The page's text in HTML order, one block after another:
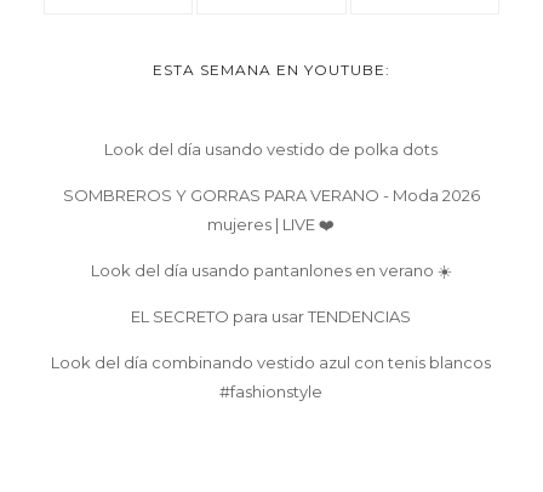
ESTA SEMANA EN YOUTUBE:
Look del día usando vestido de polka dots
SOMBREROS Y GORRAS PARA VERANO - Moda 2026
mujeres | LIVE ❤️
Look del día usando pantanlones en verano ☀️
EL SECRETO para usar TENDENCIAS
Look del día combinando vestido azul con tenis blancos
#fashionstyle